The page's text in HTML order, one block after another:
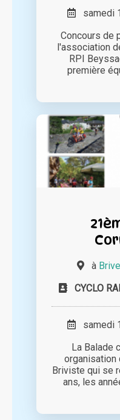
samedi
Concours de
l'association
RPI
première
à
CYCLO
samedi
La Balade
organisation
Briviste qui se
ans, les